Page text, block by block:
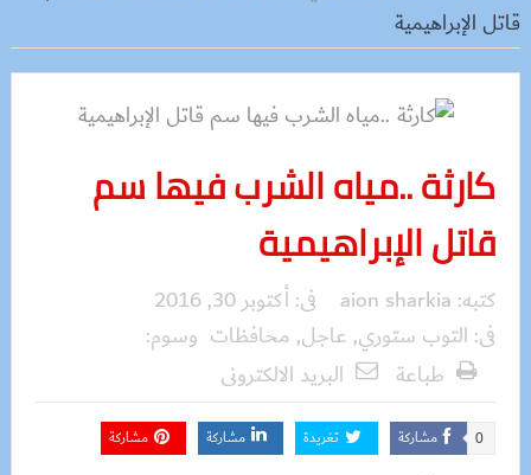
قاتل الإبراهيمية
كارثة ..مياه الشرب فيها سم
قاتل الإبراهيمية
كتبه: aion sharkia فى:أكتوبر 30, 2016
فى: التوب ستوري, عاجل, محافظات وسوم:
طباعة
البريد الالكترونى
مشاركة 0 تغريدة مشاركة مشاركة